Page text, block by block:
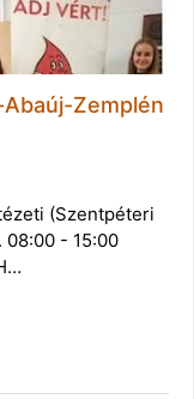
Zemplén
(Szentpéteri
08:00 - 15:00